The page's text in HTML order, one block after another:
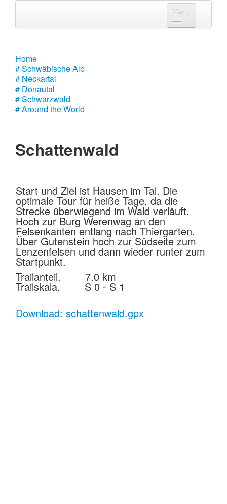
Menu
# Schwäbische Alb
# Neckartal
# Donautal
Home
# Schwäbische Alb
# Neckartal
# Donautal
# Schwarzwald
# Around the World
Schattenwald
Start und Ziel ist Hausen im Tal. Die
optimale Tour für heiße Tage, da die
Strecke überwiegend im Wald verläuft.
Hoch zur Burg Werenwag an den
Felsenkanten entlang nach Thiergarten.
Über Gutenstein hoch zur Südseite zum
Lenzenfelsen und dann wieder runter zum
Startpunkt.
Trailanteil. 7.0 km
Trailskala. S 0 - S 1
Download: schattenwald.gpx